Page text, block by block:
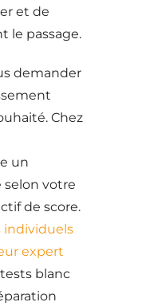
et de
le passage.
demander
Chez
un
selon votre
de score.
individuels
expert
blanc